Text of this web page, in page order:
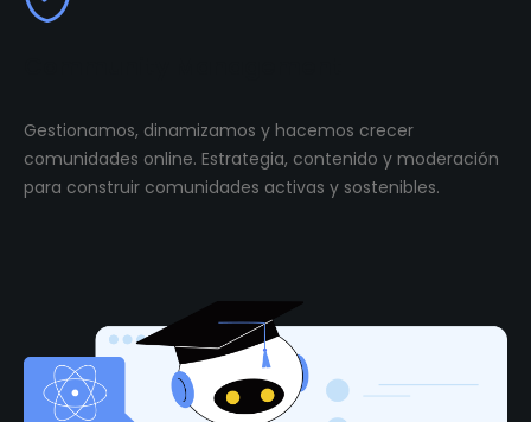
Gestionamos, dinamizamos y hacemos crecer
comunidades online. Estrategia, contenido y moderación
para construir comunidades activas y sostenibles.